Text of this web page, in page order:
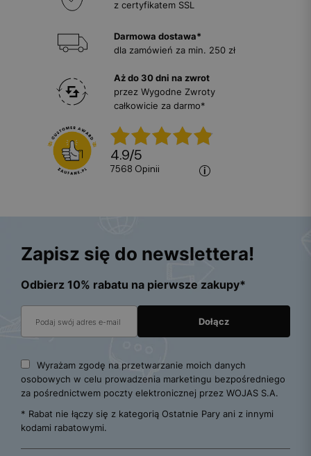
z certyfikatem SSL
Darmowa dostawa*
dla zamówień za min. 250 zł
Aż do 30 dni na zwrot
przez Wygodne Zwroty
całkowicie za darmo*
4.9/5
7568 opinii
Zapisz się do newslettera!
Odbierz 10% rabatu na pierwsze zakupy*
Wyrażam zgodę na przetwarzanie moich danych
osobowych w celu prowadzenia marketingu bezpośredniego
za pośrednictwem poczty elektronicznej przez WOJAS S.A.
* Rabat nie łączy się z kategorią Ostatnie Pary ani z innymi
kodami rabatowymi.